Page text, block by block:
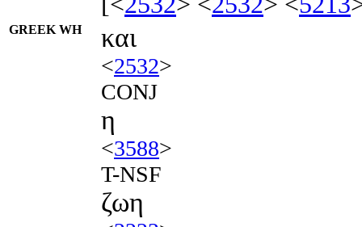
GREEK WH και
<2532>
CONJ
η
<3588>
T-NSF
ζωη